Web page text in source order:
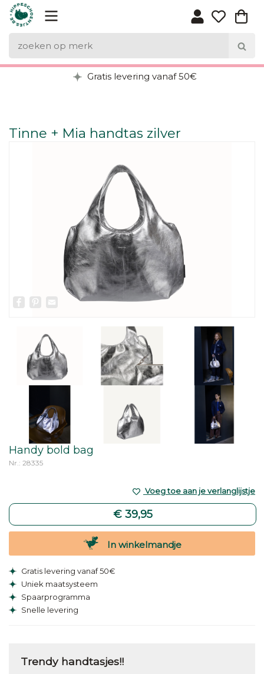
Gratis levering vanaf 50€
Tinne + Mia handtas zilver
Facebook
Pinterest
Email
Handy bold bag
Nr.: 28335
€ 39,95
Voeg toe aan je verlanglijstje
In winkelmandje
Gratis levering vanaf 50€
Uniek maatsysteem
Spaarprogramma
Snelle levering
Trendy handtasjes!!